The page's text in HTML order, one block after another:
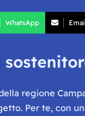
WhatsApp
regione
Per te, con